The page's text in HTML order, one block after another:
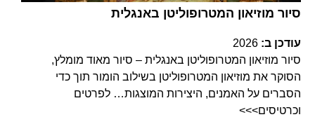
סיור מוזיאון המטרופוליטן באנגלית
עודכן ב: 2026
סיור מוזיאון המטרופוליטן באנגלית – סיור מאוד מומלץ,
הסוקר את מוזיאון המטרופוליטן בשילוב הומור תוך כדי
הסברים על האמנים, היצירות המוצגות… לפרטים
וכרטיסים>>>